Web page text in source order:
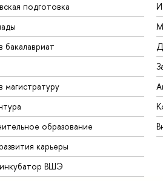
подготовка
бакалавриат
магистратуру
образование
карьеры
ВШЭ